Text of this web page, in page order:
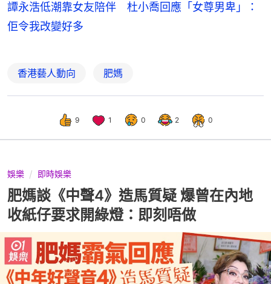
譚永浩低潮靠女友陪伴 杜小喬回應「女尊男卑」：
佢令我改變好多
香港藝人動向 肥媽
9 1 0 2 0
娛樂 即時娛樂
肥媽談《中聲4》造馬質疑 爆曾在內地
收紙仔要求開綠燈：即刻唔做